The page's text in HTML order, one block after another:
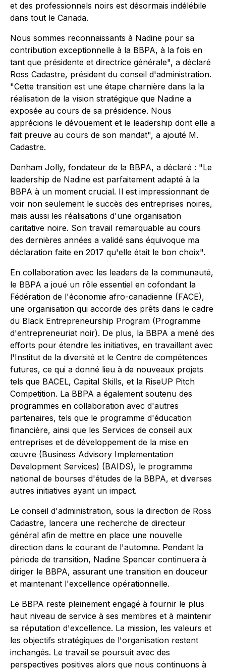
et des professionnels noirs est désormais indélébile
dans tout le Canada.
Nous sommes reconnaissants à Nadine pour sa
contribution exceptionnelle à la BBPA, à la fois en
tant que présidente et directrice générale", a déclaré
Ross Cadastre, président du conseil d'administration.
"Cette transition est une étape charnière dans la la
réalisation de la vision stratégique que Nadine a
exposée au cours de sa présidence. Nous
apprécions le dévouement et le leadership dont elle a
fait preuve au cours de son mandat", a ajouté M.
Cadastre.
Denham Jolly, fondateur de la BBPA, a déclaré : "Le
leadership de Nadine est parfaitement adapté à la
BBPA à un moment crucial. Il est impressionnant de
voir non seulement le succès des entreprises noires,
mais aussi les réalisations d'une organisation
caritative noire. Son travail remarquable au cours
des dernières années a validé sans équivoque ma
déclaration faite en 2017 qu'elle était le bon choix".
En collaboration avec les leaders de la communauté,
le BBPA a joué un rôle essentiel en cofondant la
Fédération de l'économie afro-canadienne (FACE),
une organisation qui accorde des prêts dans le cadre
du Black Entrepreneurship Program (Programme
d'entrepreneuriat noir). De plus, la BBPA a mené des
efforts pour étendre les initiatives, en travaillant avec
l'Institut de la diversité et le Centre de compétences
futures, ce qui a donné lieu à de nouveaux projets
tels que BACEL, Capital Skills, et la RiseUP Pitch
Competition. La BBPA a également soutenu des
programmes en collaboration avec d'autres
partenaires, tels que le programme d'éducation
financière, ainsi que les Services de conseil aux
entreprises et de développement de la mise en
œuvre (Business Advisory Implementation
Development Services) (BAIDS), le programme
national de bourses d'études de la BBPA, et diverses
autres initiatives ayant un impact.
Le conseil d'administration, sous la direction de Ross
Cadastre, lancera une recherche de directeur
général afin de mettre en place une nouvelle
direction dans le courant de l'automne. Pendant la
période de transition, Nadine Spencer continuera à
diriger le BBPA, assurant une transition en douceur
et maintenant l'excellence opérationnelle.
Le BBPA reste pleinement engagé à fournir le plus
haut niveau de service à ses membres et à maintenir
sa réputation d'excellence. La mission, les valeurs et
les objectifs stratégiques de l'organisation restent
inchangés. Le travail se poursuit avec des
perspectives positives alors que nous continuons à